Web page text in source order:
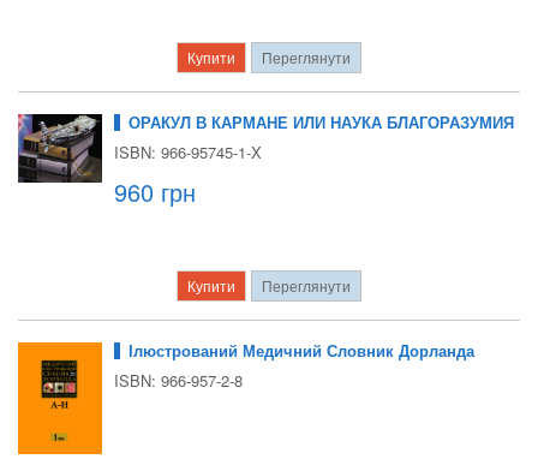
Купити Переглянути
ОРАКУЛ В КАРМАНЕ ИЛИ НАУКА БЛАГОРАЗУМИЯ
ISBN: 966-95745-1-X
960 грн
Купити Переглянути
Ілюстрований Медичний Словник Дорланда
ISBN: 966-957-2-8